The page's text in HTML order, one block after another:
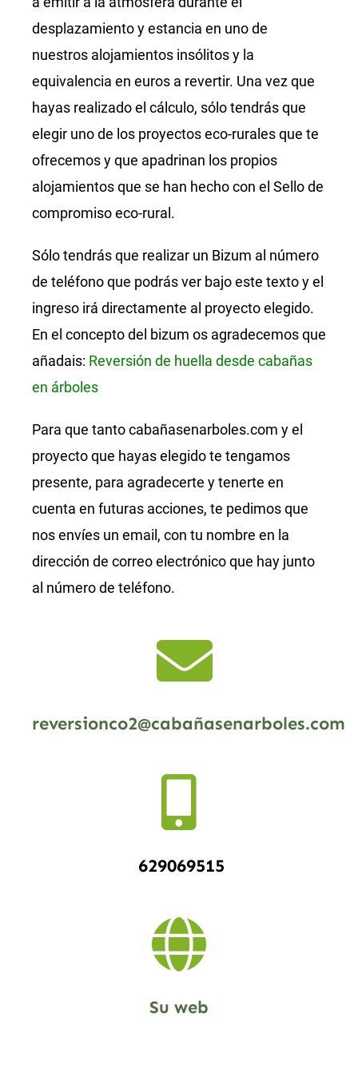
desplazamiento y estancia en uno de
nuestros alojamientos insólitos y la
equivalencia en euros a revertir. Una vez que
hayas realizado el cálculo, sólo tendrás que
elegir uno de los proyectos eco-rurales que te
ofrecemos y que apadrinan los propios
alojamientos que se han hecho con el Sello de
compromiso eco-rural.
Sólo tendrás que realizar un Bizum al número
de teléfono que podrás ver bajo este texto y el
ingreso irá directamente al proyecto elegido.
En el concepto del bizum os agradecemos que
añadais: Reversión de huella desde cabañas
en árboles
Para que tanto cabañasenarboles.com y el
proyecto que hayas elegido te tengamos
presente, para agradecerte y tenerte en
cuenta en futuras acciones, te pedimos que
nos envíes un email, con tu nombre en la
dirección de correo electrónico que hay junto
al número de teléfono.
reversionco2@cabañasenarboles.com
629069515
Su web